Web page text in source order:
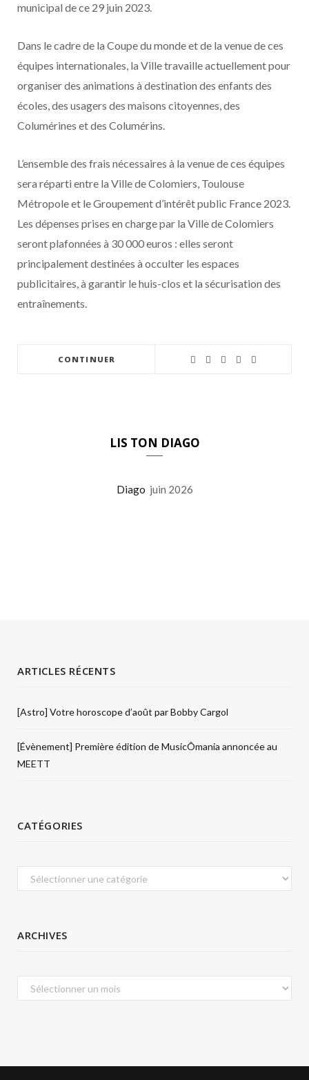
municipal de ce 29 juin 2023.
Dans le cadre de la Coupe du monde et de la venue de ces
équipes internationales, la Ville travaille actuellement pour
organiser des animations à destination des enfants des
écoles, des usagers des maisons citoyennes, des
Columérines et des Columérins.
L’ensemble des frais nécessaires à la venue de ces équipes
sera réparti entre la Ville de Colomiers, Toulouse
Métropole et le Groupement d’intérêt public France 2023.
Les dépenses prises en charge par la Ville de Colomiers
seront plafonnées à 30 000 euros : elles seront
principalement destinées à occulter les espaces
publicitaires, à garantir le huis-clos et la sécurisation des
entraînements.
CONTINUER
LIS TON DIAGO
Diago juin 2026
ARTICLES RÉCENTS
[Astro] Votre horoscope d’août par Bobby Cargol
[Évènement] Première édition de MusicÔmania annoncée au
MEETT
CATÉGORIES
Catégories
ARCHIVES
Archives